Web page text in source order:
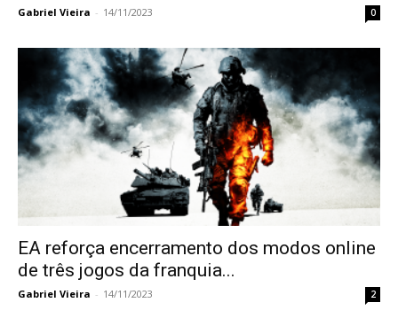
Gabriel Vieira - 14/11/2023 0
EA reforça encerramento dos modos online
de três jogos da franquia...
Gabriel Vieira - 14/11/2023 2